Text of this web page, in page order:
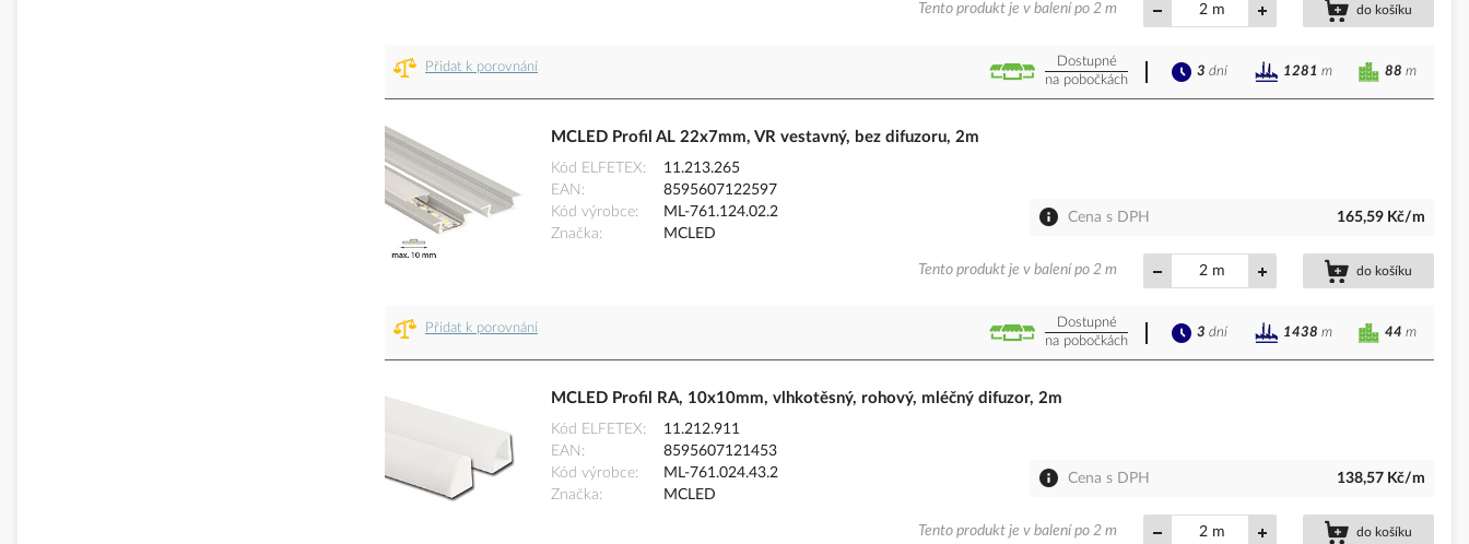
m do košíku
Tento produkt je v balení po 2 m
Přidat k porovnání
Dostupné
na pobočkách
88 m
3 dní 1281 m
MCLED Profil AL 22x7mm, VR vestavný, bez difuzoru, 2m
Kód ELFETEX
11.213.265
EAN
8595607122597
Kód výrobce
ML-761.124.02.2
Značka
MCLED
Cena s DPH 165,59 Kč/m
m do košíku
Tento produkt je v balení po 2 m
Přidat k porovnání
Dostupné
na pobočkách
44 m
3 dní 1438 m
MCLED Profil RA, 10x10mm, vlhkotěsný, rohový, mléčný difuzor, 2m
Kód ELFETEX
11.212.911
EAN
8595607121453
Kód výrobce
ML-761.024.43.2
Značka
MCLED
Cena s DPH 138,57 Kč/m
m do košíku
Tento produkt je v balení po 2 m